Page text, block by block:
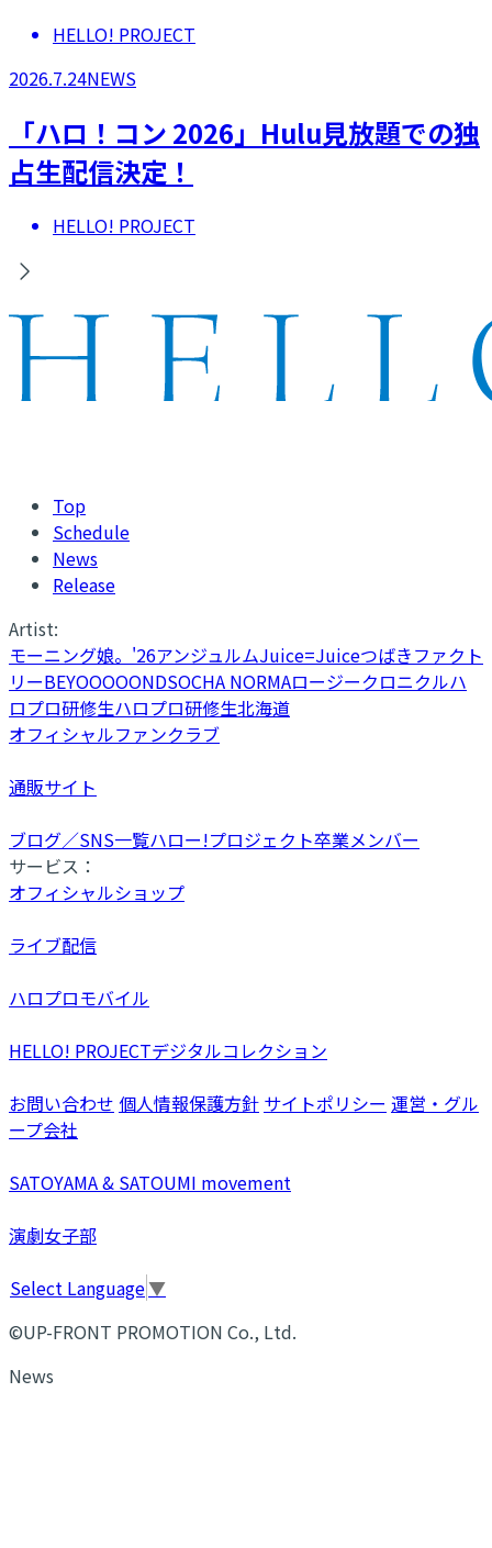
HELLO! PROJECT
2026.7.24NEWS
「ハロ！コン 2026」Hulu見放題での独
占生配信決定！
HELLO! PROJECT
Top
Schedule
News
Release
Artist:
モーニング娘。'26アンジュルムJuice=Juiceつばきファクト
リーBEYOOOOONDSOCHA NORMAロージークロニクルハ
ロプロ研修生ハロプロ研修生北海道
オフィシャルファンクラブ
通販サイト
ブログ／SNS一覧ハロー!プロジェクト卒業メンバー
サービス：
オフィシャルショップ
ライブ配信
ハロプロモバイル
HELLO! PROJECTデジタルコレクション
お問い合わせ 個人情報保護方針 サイトポリシー 運営・グル
ープ会社
SATOYAMA & SATOUMI movement
演劇女子部
Select Language▼
©UP-FRONT PROMOTION Co., Ltd.
News